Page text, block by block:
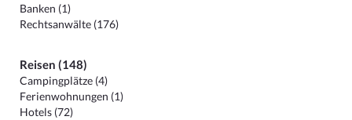
Banken (1)
Rechtsanwälte (176)
Reisen (148)
Campingplätze (4)
Ferienwohnungen (1)
Hotels (72)